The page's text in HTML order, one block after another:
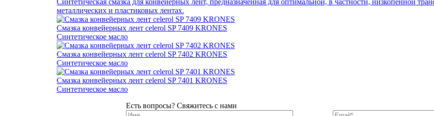
Синтетическая смазка для конвейерных лент, предназначенная для оптимальной, в частности, низкопенной
металлических и пластиковых лентах.
Cмазка конвейерных лент celerol SP 7409 KRONES
Синтетическое масло
Cмазка конвейерных лент celerol SP 7402 KRONES
Синтетическое масло
Cмазка конвейерных лент celerol SP 7401 KRONES
Синтетическое масло
Есть вопросы? Свяжитесь с нами